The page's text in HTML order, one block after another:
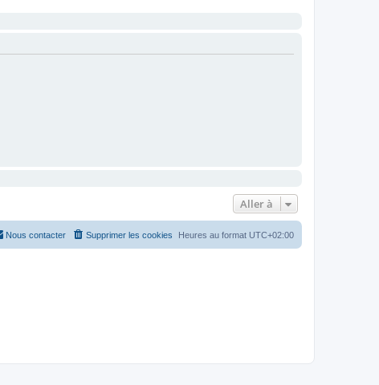
Aller à
Heures au format UTC+02:00
Supprimer les cookies
Nous contacter